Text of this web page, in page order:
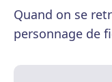
Quand on se
personnage de